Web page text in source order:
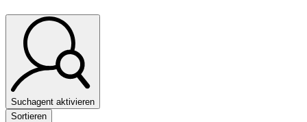
Suchagent aktivieren
Sortieren